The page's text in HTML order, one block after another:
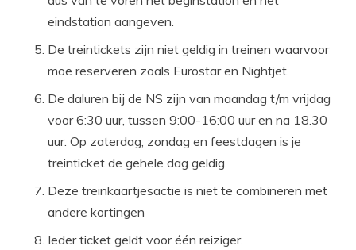
eindstation aangeven.
De treintickets zijn niet geldig in treinen waarvoor
moe reserveren zoals Eurostar en Nightjet.
De daluren bij de NS zijn van maandag t/m vrijdag
voor 6:30 uur, tussen 9:00-16:00 uur en na 18.30
uur. Op zaterdag, zondag en feestdagen is je
treinticket de gehele dag geldig.
Deze treinkaartjesactie is niet te combineren met
andere kortingen
Ieder ticket geldt voor één reiziger.